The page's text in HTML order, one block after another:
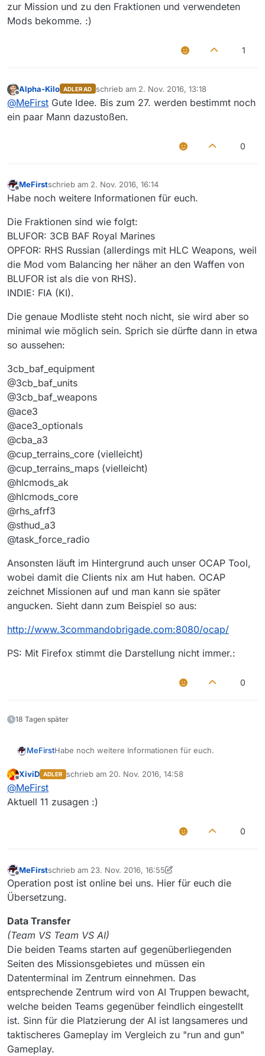
zur Mission und zu den Fraktionen und verwendeten
Mods bekomme. :)
1
Offline
Alpha-Kilo ADLER AD schrieb am 2. Nov. 2016, 13:18
zuletzt editiert von
@MeFirst Gute Idee. Bis zum 27. werden bestimmt noch
ein paar Mann dazustoßen.
0
Offline
MeFirstschrieb am 2. Nov. 2016, 16:14
zuletzt editiert von
Habe noch weitere Informationen für euch.
Die Fraktionen sind wie folgt:
BLUFOR: 3CB BAF Royal Marines
OPFOR: RHS Russian (allerdings mit HLC Weapons, weil
die Mod vom Balancing her näher an den Waffen von
BLUFOR ist als die von RHS).
INDIE: FIA (KI).
Die genaue Modliste steht noch nicht, sie wird aber so
minimal wie möglich sein. Sprich sie dürfte dann in etwa
so aussehen:
3cb_baf_equipment
@3cb_baf_units
@3cb_baf_weapons
@ace3
@ace3_optionals
@cba_a3
@cup_terrains_core (vielleicht)
@cup_terrains_maps (vielleicht)
@hlcmods_ak
@hlcmods_core
@rhs_afrf3
@sthud_a3
@task_force_radio
Ansonsten läuft im Hintergrund auch unser OCAP Tool,
wobei damit die Clients nix am Hut haben. OCAP
zeichnet Missionen auf und man kann sie später
angucken. Sieht dann zum Beispiel so aus:
http://www.3commandobrigade.com:8080/ocap/
PS: Mit Firefox stimmt die Darstellung nicht immer.:
0
18 Tagen später
MeFirstHabe noch weitere Informationen für euch.
Die Fraktionen sind wie folgt:
OPFOR: RHS Russian (allerdings mit HLC Weapons,
weil die Mod vom Balancing her näher an den
Die genaue Modliste steht noch nicht, sie wird aber
so minimal wie möglich sein. Sprich sie dürfte dann
@cba_a3
@cup_terrains_core (vielleicht)
@cup_terrains_maps (vielleicht)
@hlcmods_core
@rhs_afrf3
@sthud_a3
@task_force_radio
OCAP zeichnet Missionen auf und man kann sie
später angucken. Sieht dann zum Beispiel so aus:
http://www.3commandobrigade.com:8080/ocap/
PS: Mit Firefox stimmt die Darstellung nicht immer.:
Offline
XiviD ADLER schrieb am 20. Nov. 2016, 14:58
zuletzt editiert von
@MeFirst
Aktuell 11 zusagen :)
0
Offline
MeFirstschrieb am 23. Nov. 2016, 16:55
zuletzt editiert von MeFirst
Operation post ist online bei uns. Hier für euch die
Übersetzung.
Data Transfer
(Team VS Team VS AI)
Die beiden Teams starten auf gegenüberliegenden
Seiten des Missionsgebietes und müssen ein
Datenterminal im Zentrum einnehmen. Das
entsprechende Zentrum wird von AI Truppen bewacht,
welche beiden Teams gegenüber feindlich eingestellt
ist. Sinn für die Platzierung der AI ist langsameres und
taktischeres Gameplay im Vergleich zu "run and gun"
Gameplay.